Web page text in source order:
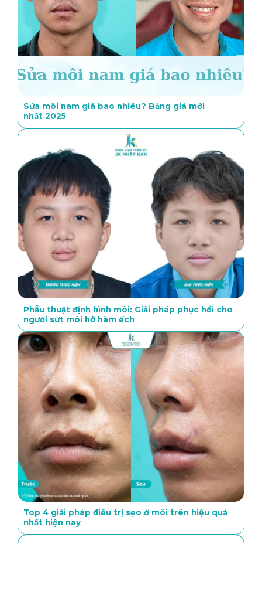
Sửa môi nam giá bao nhiêu? Bảng giá mới
nhất 2025
Phẫu thuật định hình môi: Giải pháp phục hồi cho
người sứt môi hở hàm ếch
Top 4 giải pháp điều trị sẹo ở môi trên hiệu quả
nhất hiện nay